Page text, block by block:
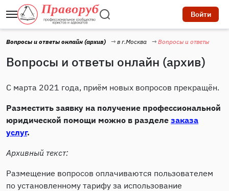
Войти
Вопросы и ответы онлайн (архив) в г.Москва Вопросы и ответы
Вопросы и ответы онлайн (архив)
С марта 2021 года, приём новых вопросов прекращён.
Разместить заявку на получение профессиональной
юридической помощи можно в разделе заказа
услуг.
Архивный текст:
Размещение вопросов оплачиваются пользователем
по установленному тарифу за использование